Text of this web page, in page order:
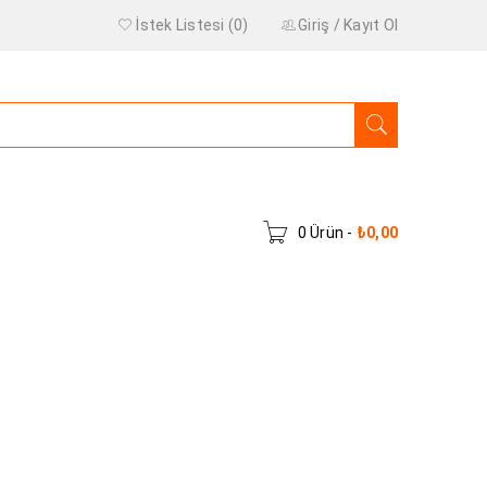
Giriş / Kayıt Ol
İstek Listesi (0)
0 Ürün - ₺0,00